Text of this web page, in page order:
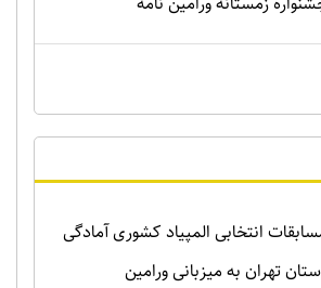
انتخابی المپیاد کشوری آمادگی
تهران به میزبانی ورامین